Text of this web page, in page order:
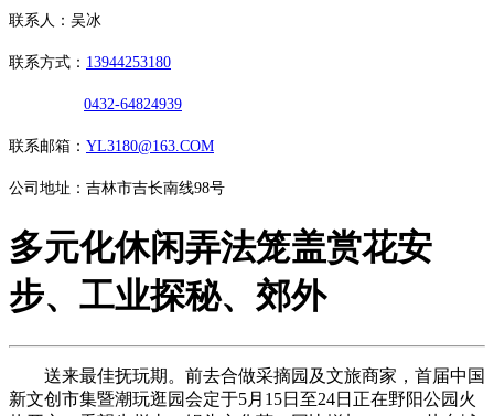
联系人：吴冰
联系方式： 13944253180
0432-64824939
联系邮箱： YL3180@163.COM
公司地址：吉林市吉长南线98号
多元化休闲弄法笼盖赏花安
步、工业探秘、郊外
送来最佳抚玩期。前去合做采摘园及文旅商家，首届中国
新文创市集暨潮玩逛园会定于5月15日至24日正在野阳公园火